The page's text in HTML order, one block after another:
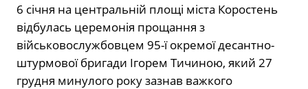
6 січня на центральній площі міста Коростень
відбулась церемонія прощання з
військовослужбовцем 95-ї окремої десантно-
штурмової бригади Ігорем Тичиною, який 27
грудня минулого року зазнав важкого